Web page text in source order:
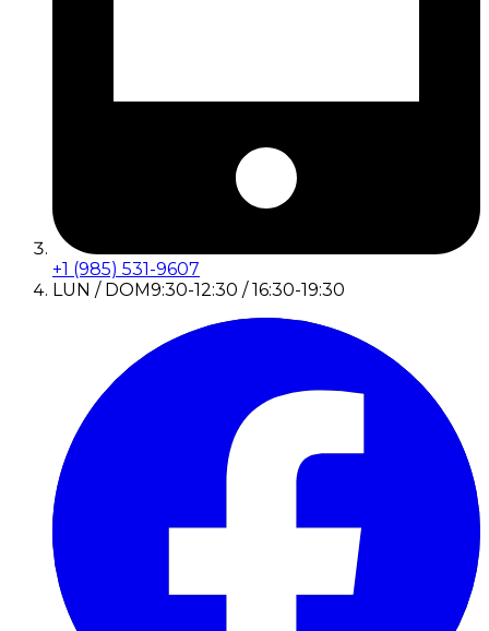
+1 (985) 531-9607
LUN / DOM9:30-12:30 / 16:30-19:30